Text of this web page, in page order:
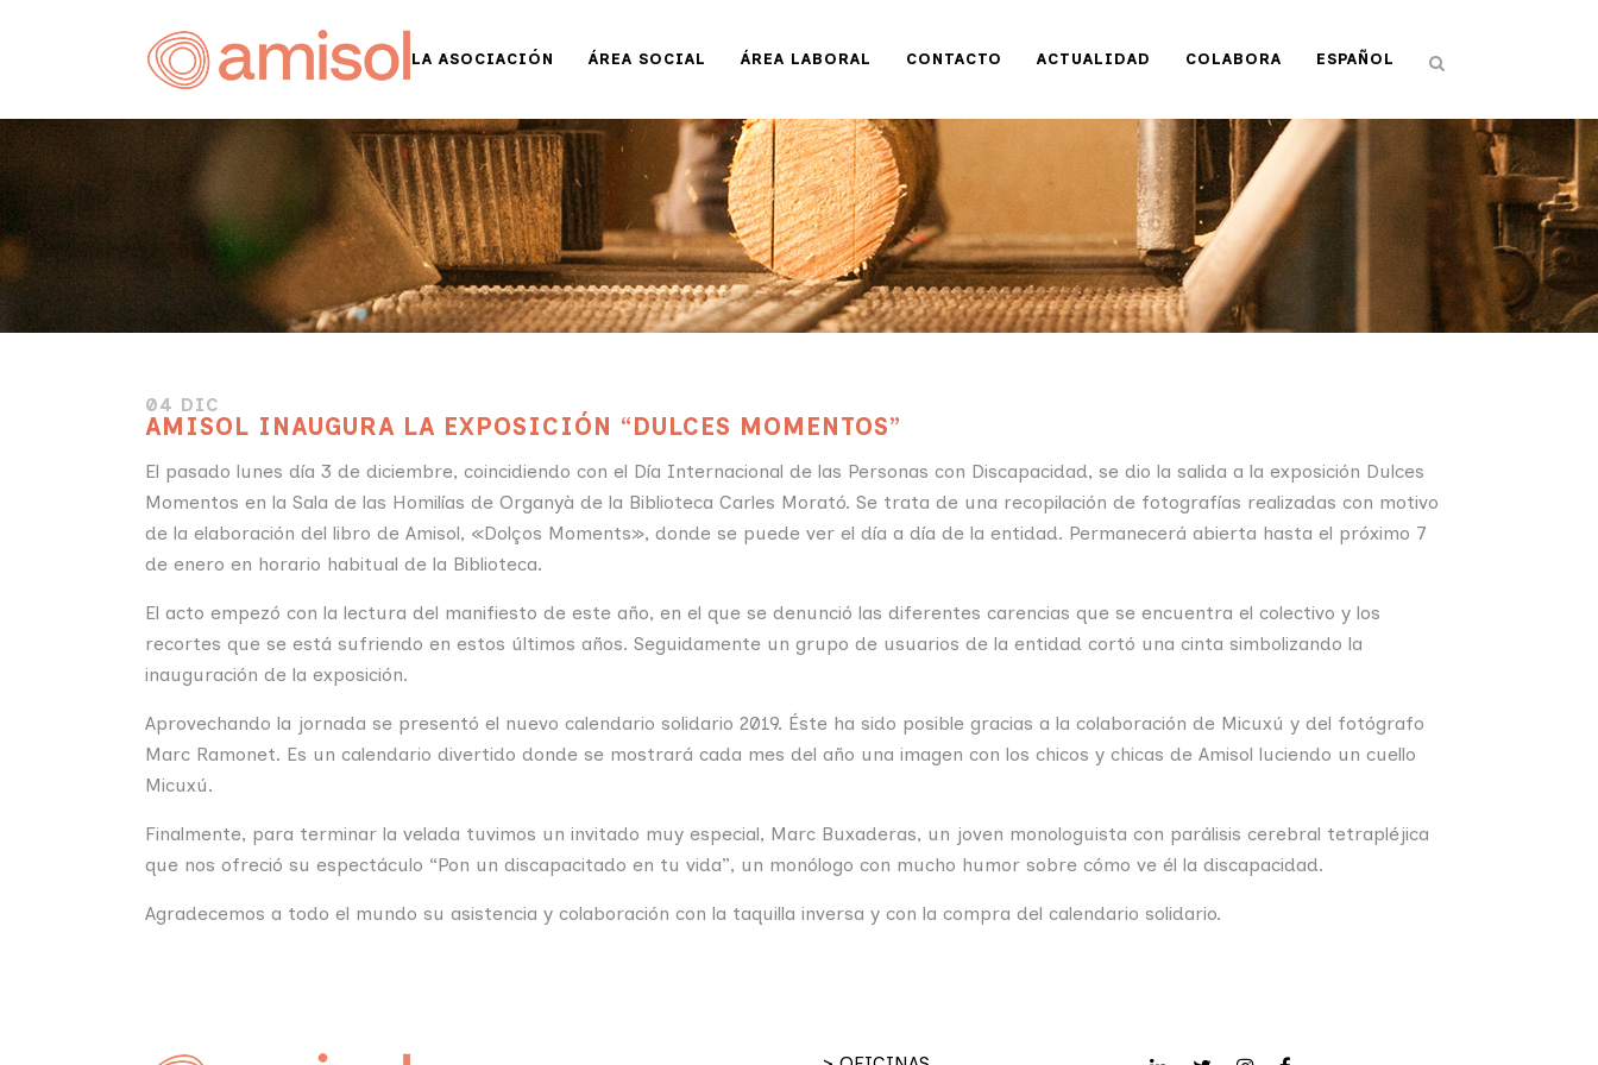
LA ASOCIACIÓN ÁREA SOCIAL ÁREA LABORAL CONTACTO ACTUALIDAD COLABORA ESPAÑOL
04 DIC
AMISOL INAUGURA LA EXPOSICIÓN “DULCES MOMENTOS”
El pasado lunes día 3 de diciembre, coincidiendo con el Día Internacional de las Personas con Discapacidad, se dio la salida a la exposición Dulces
Momentos en la Sala de las Homilías de Organyà de la Biblioteca Carles Morató. Se trata de una recopilación de fotografías realizadas con motivo
de la elaboración del libro de Amisol, «Dolços Moments», donde se puede ver el día a día de la entidad. Permanecerá abierta hasta el próximo 7
de enero en horario habitual de la Biblioteca.
El acto empezó con la lectura del manifiesto de este año, en el que se denunció las diferentes carencias que se encuentra el colectivo y los
recortes que se está sufriendo en estos últimos años. Seguidamente un grupo de usuarios de la entidad cortó una cinta simbolizando la
inauguración de la exposición.
Aprovechando la jornada se presentó el nuevo calendario solidario 2019. Éste ha sido posible gracias a la colaboración de Micuxú y del fotógrafo
Marc Ramonet. Es un calendario divertido donde se mostrará cada mes del año una imagen con los chicos y chicas de Amisol luciendo un cuello
Micuxú.
Finalmente, para terminar la velada tuvimos un invitado muy especial, Marc Buxaderas, un joven monologuista con parálisis cerebral tetrapléjica
que nos ofreció su espectáculo “Pon un discapacitado en tu vida”, un monólogo con mucho humor sobre cómo ve él la discapacidad.
Agradecemos a todo el mundo su asistencia y colaboración con la taquilla inversa y con la compra del calendario solidario.